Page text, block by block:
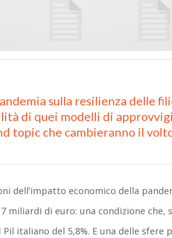
sulla resilienza delle
di quei modelli di
topic che cambieranno il
dell’impatto economico della
miliardi di euro: una condizione che,
italiano del 5,8%. E una delle